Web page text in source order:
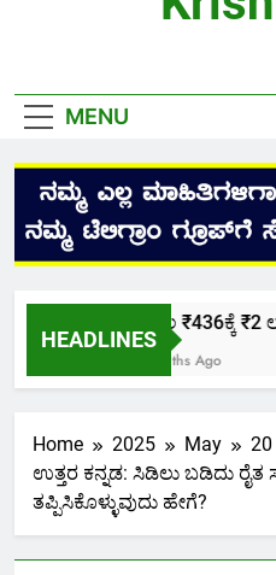
MENU
HEADLINES
ಕೇವಲ ₹436ಕ್ಕೆ ₹2
2 Months Ago
Home 2025 May
20
ಉತ್ತರ ಕನ್ನಡ: ಸಿಡಿಲು ಬಡಿದು
ತಪ್ಪಿಸಿಕೊಳ್ಳುವುದು ಹೇಗೆ?